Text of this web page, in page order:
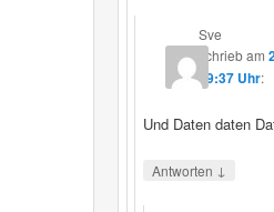
Sve
schriebam
19:37 Uhr:
Und Daten daten
Antworten ↓